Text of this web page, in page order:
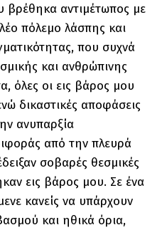
βρέθηκα αντιμέτωπος με
πόλεμο λάσπης και
που συχνά
και ανθρώπινης
όλες οι εις βάρος μου
δικαστικές αποφάσεις
ανυπαρξία
από την πλευρά
σοβαρές θεσμικές
εις βάρος μου. Σε ένα
κανείς να υπάρχουν
και ηθικά όρια,